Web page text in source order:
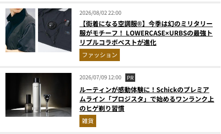
2026/08/02 22:00
【街着になる空調服®】今季は幻のミリタリー
服がモチーフ！ LOWERCASE×URBSの最強ト
リプルコラボベストが進化
ファッション
2026/07/09 12:00 PR
ルーティンが感動体験に！Schickのプレミア
ムライン「プロジスタ」で始めるワンランク上
のヒゲ剃り習慣
雑貨